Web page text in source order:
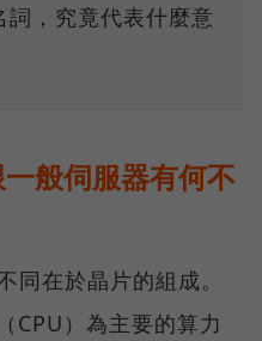
詞，究竟代表什麼意
般伺服器有何不
同在於晶片的組成。
CPU）為主要的算力